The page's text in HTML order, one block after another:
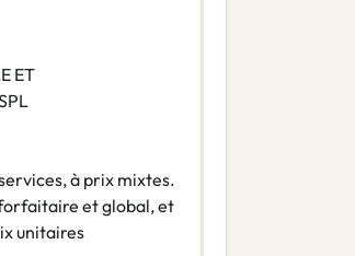
ET
à prix mixtes.
et global, et
unitaires